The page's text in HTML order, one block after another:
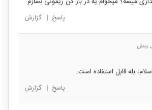
پاسخ | گزارش
سلام، بله قابل استفاده است.
پاسخ | گزارش